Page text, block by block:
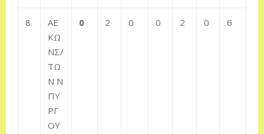
8.
ΑΕ
ΚΩ
ΝΣ/
ΤΩ
Ν Ν
ΠΥ
ΡΓ
ΟΥ
0 2 0 0 2 0 6